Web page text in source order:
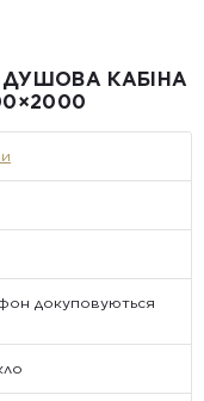
робочі дні. У суботу,
та не
ДУШОВА КАБІНА
докуповуються